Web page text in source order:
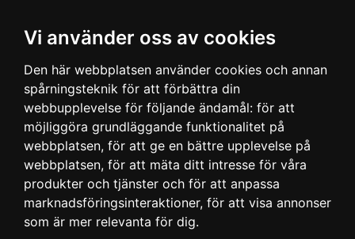
Vi använder oss av cookies
Den här webbplatsen använder cookies och annan
spårningsteknik för att förbättra din
webbupplevelse för följande ändamål: för att
möjliggöra grundläggande funktionalitet på
webbplatsen, för att ge en bättre upplevelse på
webbplatsen, för att mäta ditt intresse för våra
produkter och tjänster och för att anpassa
marknadsföringsinteraktioner, för att visa annonser
som är mer relevanta för dig.